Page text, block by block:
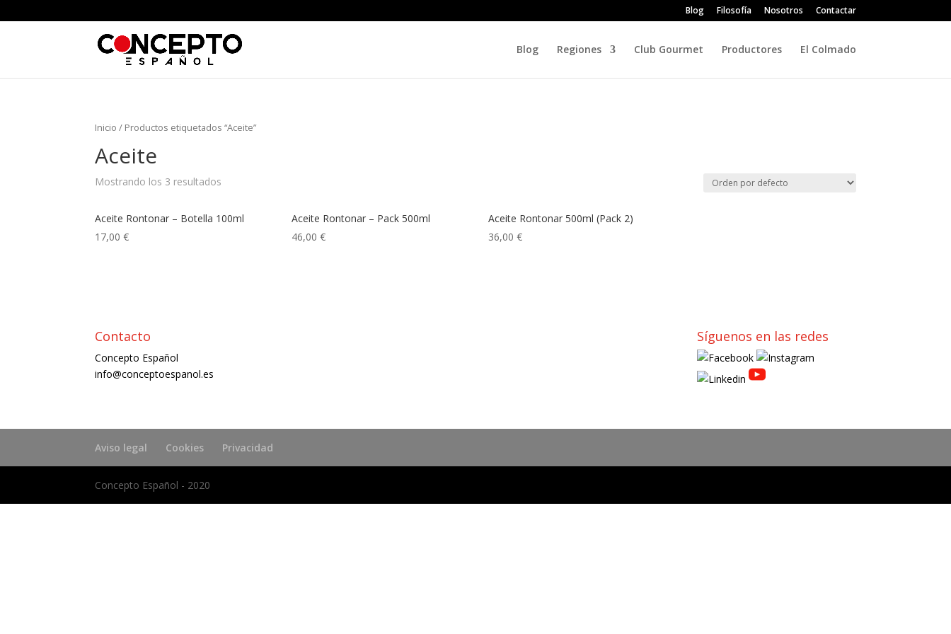
Blog Filosofía Nosotros Contactar
Blog Regiones Club Gourmet Productores El Colmado
Inicio / Productos etiquetados “Aceite”
Aceite
Mostrando los 3 resultados
Aceite Rontonar – Botella 100ml
17,00€
Aceite Rontonar – Pack 500ml
46,00€
Aceite Rontonar 500ml (Pack 2)
36,00€
Contacto
Concepto Español
info@conceptoespanol.es
Síguenos en las redes
Aviso legal Cookies Privacidad
Concepto Español - 2020